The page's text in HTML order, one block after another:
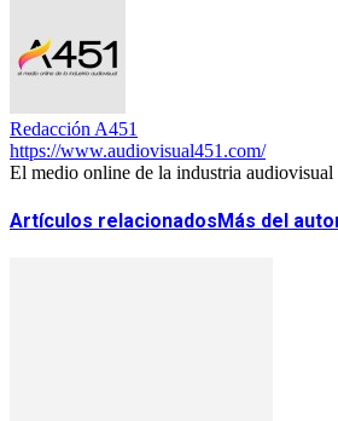
Redacción A451
https://www.audiovisual451.com/
El medio online de la industria audiovisual
Artículos relacionadosMás del